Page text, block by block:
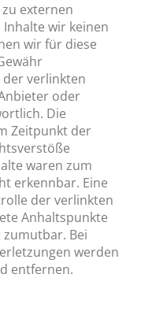
externen
wir keinen
wir für diese
verlinkten
oder
Die
Zeitpunkt der
waren zum
erkennbar. Eine
der verlinkten
Anhaltspunkte
Bei
werden
entfernen.